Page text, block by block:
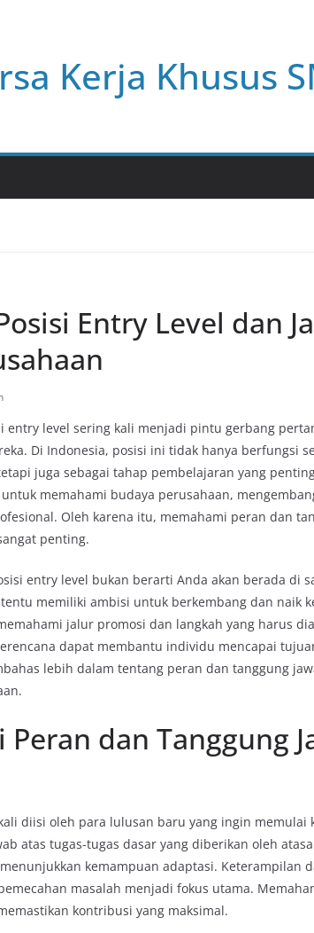
Kerja Khusus
Entry Level dan
entry level sering kali menjadi pintu gerbang
Di Indonesia, posisi ini tidak hanya berfungsi
juga sebagai tahap pembelajaran yang
memahami budaya perusahaan,
Oleh karena itu, memahami peran dan
penting.
entry level bukan berarti Anda akan berada di
memiliki ambisi untuk berkembang dan naik
jalur promosi dan langkah yang harus
dapat membantu individu mencapai
lebih dalam tentang peran dan tanggung
dan Tanggung
diisi oleh para lulusan baru yang ingin memulai
atas tugas-tugas dasar yang diberikan oleh
kemampuan adaptasi. Keterampilan
masalah menjadi fokus utama.
kontribusi yang maksimal.